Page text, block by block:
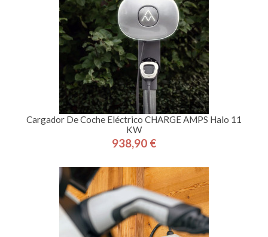
Cargador De Coche Eléctrico CHARGE AMPS Halo 11
KW
Precio
938,90 €